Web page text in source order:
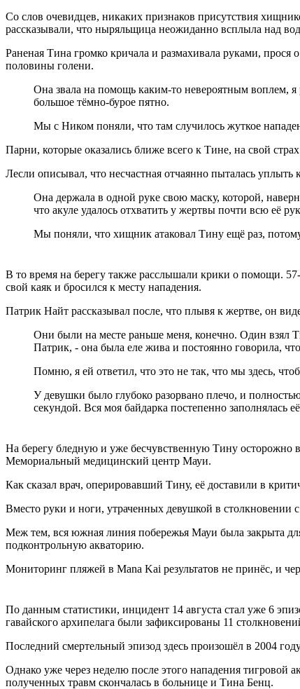
Со слов очевидцев, никаких признаков присутствия
рассказывали, что ныряльщица неожиданно всплыла над
Раненая Тина громко кричала и размахивала руками,
половины голени.
Она звала на помощь каким-то невероятным воплем, я
большое тёмно-бурое пятно.
Мы с Ником поняли, что там случилось жуткое
Парни, которые оказались ближе всего к Тине, на свой
Лесли описывал, что несчастная отчаянно пыталась
Она держала в одной руке свою маску, которой,
что акуле удалось отхватить у жертвы почти всю её
Мы поняли, что хищник атаковал Тину ещё раз,
В то время на берегу также расслышали крики о помощи.
свой каяк и бросился к месту нападения.
Патрик Найт рассказывал после, что плывя к жертве, он
Они были на месте раньше меня, конечно. Один взял
Патрик, - она была еле жива и постоянно говорила,
Помню, я ей ответил, что это не так, что мы здесь,
У девушки было глубоко разорвано плечо, и
секундой. Вся моя байдарка постепенно заполнялась
На берегу бледную и уже бесчувственную Тину осторожно
Мемориальный медицинский центр Мауи.
Как сказал врач, оперировавший Тину, её доставили в
Вместо руки и ноги, утраченных девушкой в столкновении
Меж тем, вся южная линия побережья Мауи была закрыта
подконтрольную акваторию.
Мониторинг пляжей в Mana Kai результатов не принёс, и
По данным статистики, инцидент 14 августа стал уже 6
гавайского архипелага были зафиксированы 11
Последний смертельный эпизод здесь произошёл в 2004
Однако уже через неделю после этого нападения тигровой
полученных травм скончалась в больнице и Тина Бенц.